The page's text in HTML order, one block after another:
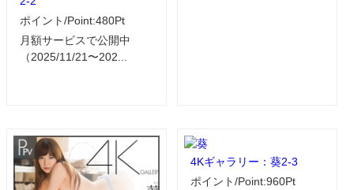
ポイント/Point:480Pt
月額サービスで公開中
（2025/11/21〜202...
4Kギャラリー：葵2-3
ポイント/Point:960Pt